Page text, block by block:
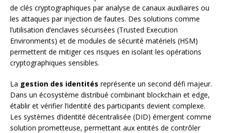
de clés cryptographiques par analyse de canaux auxiliaires ou
les attaques par injection de fautes. Des solutions comme
l’utilisation d’enclaves sécurisées (Trusted Execution
Environments) et de modules de sécurité matériels (HSM)
permettent de mitiger ces risques en isolant les opérations
cryptographiques sensibles.
La gestion des identités représente un second défi majeur.
Dans un écosystème distribué combinant blockchain et edge,
établir et vérifier l’identité des participants devient complexe.
Les systèmes d’identité décentralisée (DID) émergent comme
solution prometteuse, permettant aux entités de contrôler